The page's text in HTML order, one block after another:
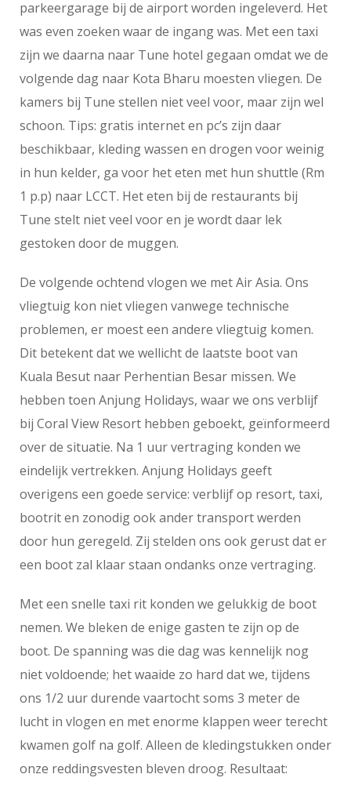
parkeergarage bij de airport worden ingeleverd. Het
was even zoeken waar de ingang was. Met een taxi
zijn we daarna naar Tune hotel gegaan omdat we de
volgende dag naar Kota Bharu moesten vliegen. De
kamers bij Tune stellen niet veel voor, maar zijn wel
schoon. Tips: gratis internet en pc’s zijn daar
beschikbaar, kleding wassen en drogen voor weinig
in hun kelder, ga voor het eten met hun shuttle (Rm
1 p.p) naar LCCT. Het eten bij de restaurants bij
Tune stelt niet veel voor en je wordt daar lek
gestoken door de muggen.
De volgende ochtend vlogen we met Air Asia. Ons
vliegtuig kon niet vliegen vanwege technische
problemen, er moest een andere vliegtuig komen.
Dit betekent dat we wellicht de laatste boot van
Kuala Besut naar Perhentian Besar missen. We
hebben toen Anjung Holidays, waar we ons verblijf
bij Coral View Resort hebben geboekt, geïnformeerd
over de situatie. Na 1 uur vertraging konden we
eindelijk vertrekken. Anjung Holidays geeft
overigens een goede service: verblijf op resort, taxi,
bootrit en zonodig ook ander transport werden
door hun geregeld. Zij stelden ons ook gerust dat er
een boot zal klaar staan ondanks onze vertraging.
Met een snelle taxi rit konden we gelukkig de boot
nemen. We bleken de enige gasten te zijn op de
boot. De spanning was die dag was kennelijk nog
niet voldoende; het waaide zo hard dat we, tijdens
ons 1/2 uur durende vaartocht soms 3 meter de
lucht in vlogen en met enorme klappen weer terecht
kwamen golf na golf. Alleen de kledingstukken onder
onze reddingsvesten bleven droog. Resultaat: